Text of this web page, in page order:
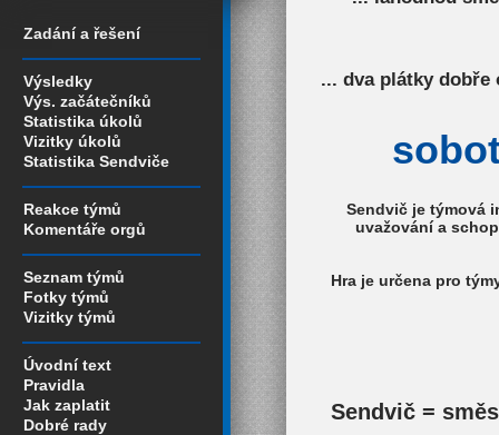
Zadání a řešení
Výsledky
Výs. začátečníků
Statistika úkolů
Vizitky úkolů
Statistika Sendviče
Reakce týmů
Komentáře orgů
Seznam týmů
Fotky týmů
Vizitky týmů
Úvodní text
Pravidla
Jak zaplatit
Dobré rady
... dva plátky dobře
Sendvič je týmová
uvažování a
Hra je určena pro
Sendvič =